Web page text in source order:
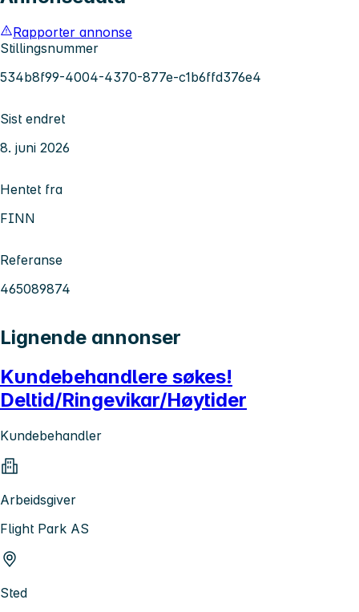
Rapporter annonse
Stillingsnummer
534b8f99-4004-4370-877e-c1b6ffd376e4
Sist endret
8. juni 2026
Hentet fra
FINN
Referanse
465089874
Lignende annonser
Kundebehandlere søkes!
Deltid/Ringevikar/Høytider
Kundebehandler
Arbeidsgiver
Flight Park AS
Sted